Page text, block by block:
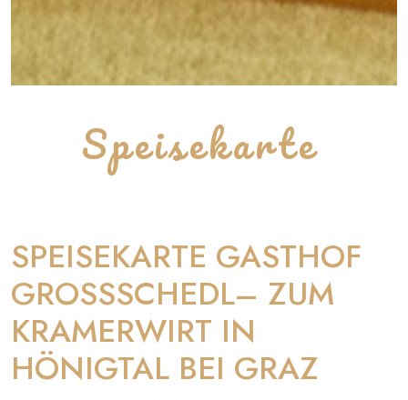
Speisekarte
SPEISEKARTE GASTHOF
GROSSSCHEDL– ZUM
KRAMERWIRT IN
HÖNIGTAL BEI GRAZ